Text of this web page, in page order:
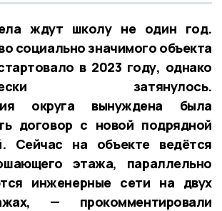
ждут школу не один год.
социально значимого объекта
в 2023 году, однако
затянулось.
округа вынуждена была
договор с новой подрядной
Сейчас на объекте ведётся
этажа, параллельно
инженерные сети на двух
— прокомментировали